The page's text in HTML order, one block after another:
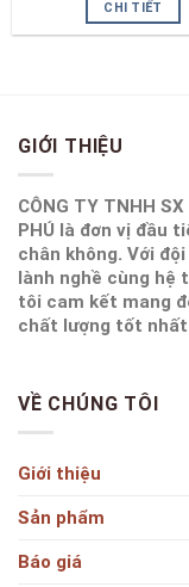
CHI TIẾT
GIỚI THIỆU
CÔNG TY TNHH
PHÚ là đơn vị đầu
chân không. Với
lành nghề cùng hệ
tôi cam kết mang
chất lượng tốt
VỀ CHÚNG TÔI
Giới thiệu
Sản phẩm
Báo giá